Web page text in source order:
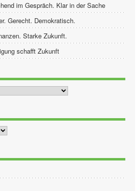
im Gespräch. Klar in der Sache
Gerecht. Demokratisch.
Starke Zukunft.
schafft Zukunft